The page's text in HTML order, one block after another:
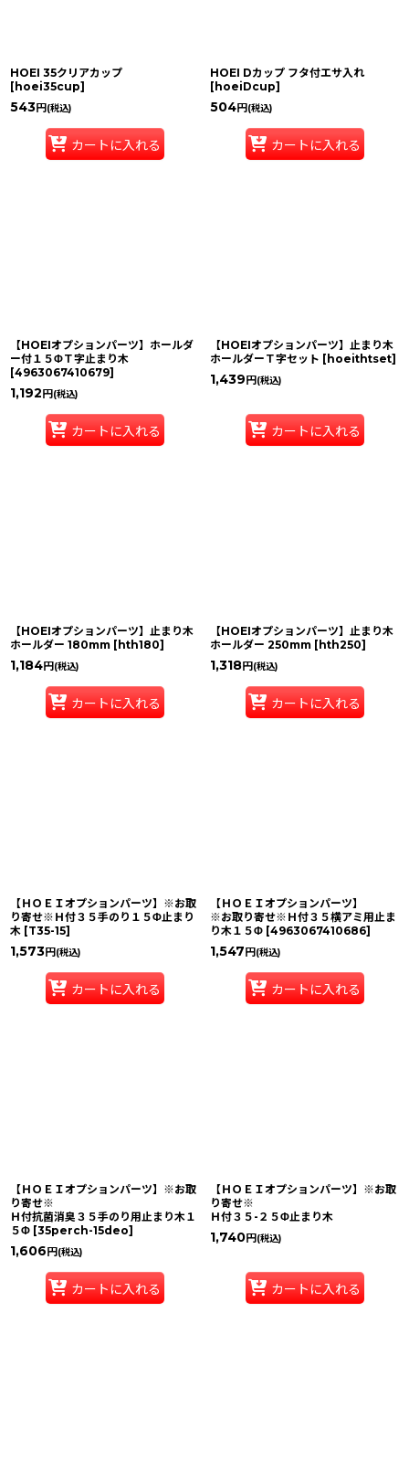
HOEI 35クリアカップ
[ hoei35cup]
543円 (税込)
カートに入れる
HOEI Dカップ フタ付エサ入れ
[ hoeiDcup]
504円 (税込)
カートに入れる
【HOEIオプションパーツ】ホールダ
ー付１５ΦＴ字止まり木
[4963067410679]
1,192 円 (税込)
カートに入れる
【HOEIオプションパーツ】止まり木
ホールダーＴ字セット [ hoeithtset]
1,439 円 (税込)
カートに入れる
【HOEIオプションパーツ】止まり木
ホールダー 180mm [ hth180]
1,184円 (税込)
カートに入れる
【HOEIオプションパーツ】止まり木
ホールダー 250mm [ hth250]
1,318円 (税込)
カートに入れる
【ＨＯＥＩオプションパーツ】※お取
り寄せ※Ｈ付３５手のり１５Φ止まり
木 [T35-15]
1,573円 (税込)
カートに入れる
【ＨＯＥＩオプションパーツ】
※お取り寄せ※Ｈ付３５横アミ用止ま
り木１５Φ [4963067410686]
1,547 円 (税込)
カートに入れる
【ＨＯＥＩオプションパーツ】※お取
り寄せ※
Ｈ付抗菌消臭３５手のり用止まり木１
５Φ [35perch-15deo]
1,606 円 (税込)
カートに入れる
【ＨＯＥＩオプションパーツ】※お取
り寄せ※
Ｈ付３５-２５Φ止まり木
1,740円 (税込)
カートに入れる